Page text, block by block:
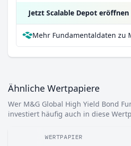
Jetzt Scalable Depot eröffnen
Ähnliche Wertpapiere
Wer M&G Global High Yield Bond
investiert häufig auch in diese
WERTPAPIER